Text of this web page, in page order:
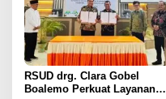
RSUD drg. Clara Gobel
Boalemo Perkuat Layanan